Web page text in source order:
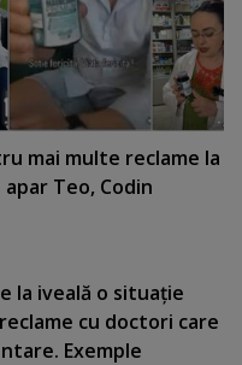
mai multe reclame la
Teo, Codin
la iveală o situaţie
cu doctori care
Exemple